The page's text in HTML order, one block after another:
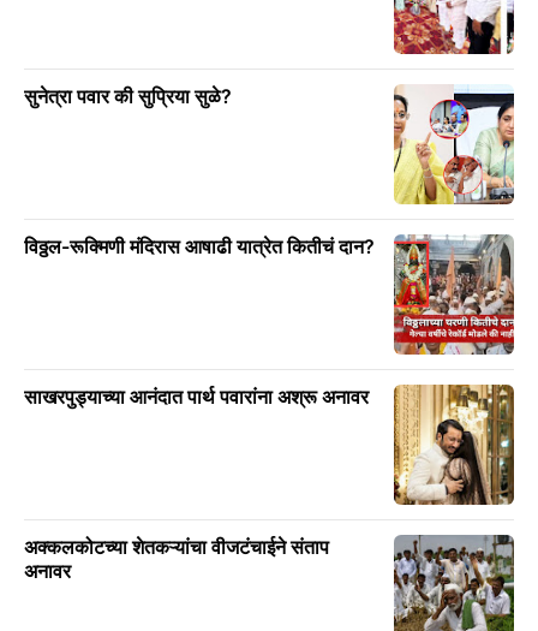
सुनेत्रा पवार की सुप्रिया सुळे?
विठ्ठल-रूक्मिणी मंदिरास आषाढी यात्रेत कितीचं दान?
साखरपुड्याच्या आनंदात पार्थ पवारांना अश्रू अनावर
अक्कलकोटच्या शेतकऱ्यांचा वीजटंचाईने संताप
अनावर